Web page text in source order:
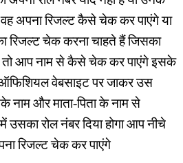
वह अपना रिजल्ट कैसे चेक कर पाएंगे या
रिजल्ट चेक करना चाहते हैं जिसका
तो आप नाम से कैसे चेक कर पाएंगे इसके
ऑफिशियल वेबसाइट पर जाकर उस
नाम और माता-पिता के नाम से
उसका रोल नंबर दिया होगा आप नीचे
रिजल्ट चेक कर पाएंगे